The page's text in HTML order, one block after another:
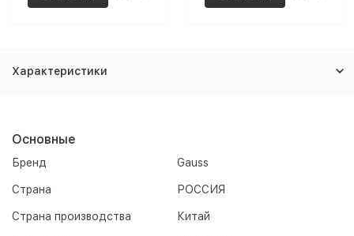
Характеристики
Основные
Бренд Gauss
Страна РОССИЯ
Страна производства Китай